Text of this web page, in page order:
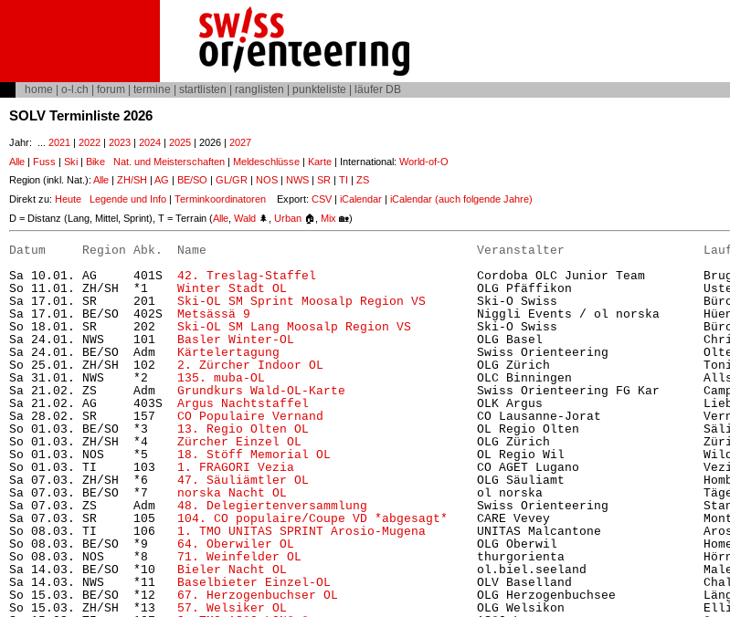
home o-l.ch forum termine startlisten ranglisten punkteliste läufer DB
SOLV Terminliste 2026
Jahr: ... 2021 | 2022 | 2023 | 2024 | 2025 | 2026 | 2027
Alle | Fuss | Ski | Bike Nat. und Meisterschaften | Meldeschlüsse | Karte | International: World-of-O
Region (inkl. Nat.): Alle ZH/SH AG BE/SO GL/GR NOS NWS SR TI
ZS
Direkt zu: Heute Legende und Info | Terminkoordinatoren Export: CSV| iCalendar | iCalendar (auch folgende Jahre)
D = Distanz (Lang, Mittel, Sprint), T = Terrain (Alle Wald 🌲, Urban 🏠, Mix 🏡)
Datum     Region Abk.  Name                                     Veranstalter
Sa 10.01. AG     401S 42. Treslag-Staffel
Cordoba OLC Junior Team
So 11.01. ZH/SH  *1 Winter Stadt OL
OLG Pfäffikon
Sa 17.01. SR     201 Ski-OL SM Sprint Moosalp Region VS
Ski-O Swiss
Sa 17.01. BE/SO  402S Metsässä 9
Niggli Events / ol norska
So 18.01. SR     202 Ski-OL SM Lang Moosalp Region VS
Ski-O Swiss
Sa 24.01. NWS    101
Basler Winter-OL
OLG Basel
Sa 24.01. BE/SO  Adm
Kärtelertagung
Swiss
So 25.01. ZH/SH  102 2. Zürcher Indoor OL
OLG Zürich
Sa 31.01. NWS    *2 135. muba-OL
OLC Binningen
Sa 21.02. ZS     Adm Grundkurs Wald-OL-Karte
Swiss Orienteering FG
Sa 21.02. AG     403S Argus Nachtstaffel
OLK Argus
Sa 28.02. SR     157 CO Populaire Vernand
CO Lausanne-Jorat
So 01.03. BE/SO  *3 13. Regio Olten OL
OL Regio Olten
So 01.03. ZH/SH  *4 Zürcher Einzel OL
OLG Zürich
So 01.03. NOS    *5 18. Stöff Memorial OL
OL Regio Wil
So 01.03. TI     103 1. FRAGORI Vezia
CO AGET Lugano
Sa 07.03. ZH/SH  *6 47. Säuliämtler OL
OLG Säuliamt
Sa 07.03. BE/SO  *7 norska Nacht OL
ol norska
Sa 07.03. ZS     Adm 48. Delegiertenversammlung
Swiss
Sa 07.03. SR     105 104. CO populaire/Coupe VD *abgesagt*
CARE Vevey
So 08.03. TI     106 1. TMO UNITAS SPRINT Arosio-Mugena
UNITAS Malcantone
So 08.03. BE/SO  *9 64. Oberwiler OL
OLG Oberwil
So 08.03. NOS    *8 71. Weinfelder OL
thurgorienta
Sa 14.03. BE/SO  *10
Bieler Nacht OL
ol.biel.seeland
Sa 14.03. NWS    *11
Baselbieter Einzel-OL
OLV Baselland
So 15.03. BE/SO  *12 67. Herzogenbuchser OL
OLG Herzogenbuchsee
So 15.03. ZH/SH  *13 57. Welsiker OL
OLG Welsikon